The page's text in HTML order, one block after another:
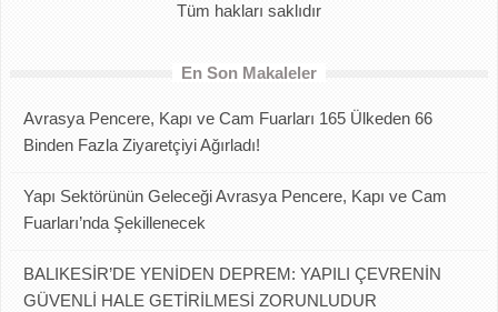
Tüm hakları saklıdır
En Son Makaleler
Avrasya Pencere, Kapı ve Cam Fuarları 165 Ülkeden 66
Binden Fazla Ziyaretçiyi Ağırladı!
Yapı Sektörünün Geleceği Avrasya Pencere, Kapı ve Cam
Fuarları’nda Şekillenecek
BALIKESİR’DE YENİDEN DEPREM: YAPILI ÇEVRENİN
GÜVENLİ HALE GETİRİLMESİ ZORUNLUDUR